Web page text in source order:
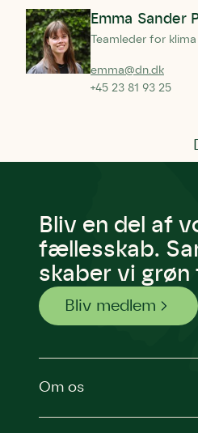
Emma Sander
Teamleder for
emma@dn.dk
+45 23 81 93 25
Bliv en del af
fællesskab.
skaber vi grøn
Bliv medlem
Om os